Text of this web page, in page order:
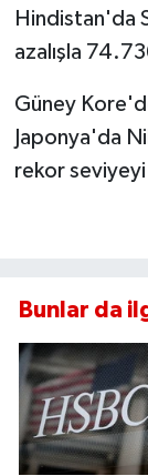
Hindistan'da
azalışla
Güney
Japonya'da
rekor
Bunlar da